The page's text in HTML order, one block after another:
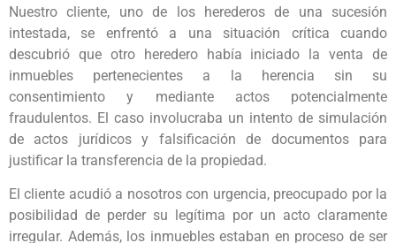
Nuestro cliente, uno de los herederos de una sucesión
intestada, se enfrentó a una situación crítica cuando
descubrió que otro heredero había iniciado la venta de
inmuebles pertenecientes a la herencia sin su
consentimiento y mediante actos potencialmente
fraudulentos. El caso involucraba un intento de simulación
de actos jurídicos y falsificación de documentos para
justificar la transferencia de la propiedad.
El cliente acudió a nosotros con urgencia, preocupado por la
posibilidad de perder su legítima por un acto claramente
irregular. Además, los inmuebles estaban en proceso de ser